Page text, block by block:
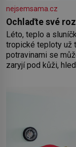
nejsemsama.cz
Ochlaďte své
Léto, teplo a
tropické teploty už
potravinami se
zaryjí pod kůži,